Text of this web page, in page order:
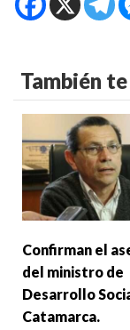
También
Confirman el
del ministro de
Desarrollo
Catamarca.